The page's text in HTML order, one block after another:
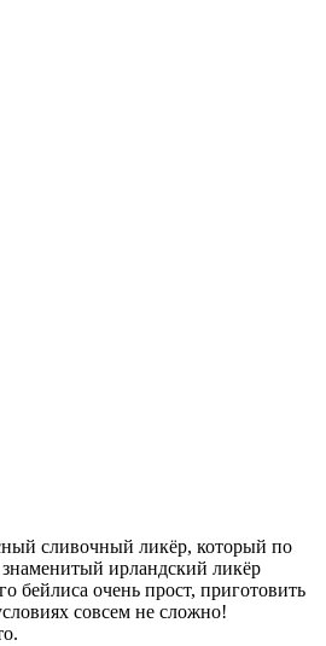
сливочный ликёр, который по
ирландский ликёр
бейлиса очень прост, приготовить
совсем не сложно!